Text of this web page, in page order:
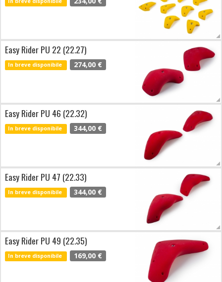
Easy Rider PU 22 (22.27)
In breve disponibile 274,00 €
Easy Rider PU 46 (22.32)
In breve disponibile 344,00 €
Easy Rider PU 47 (22.33)
In breve disponibile 344,00 €
Easy Rider PU 49 (22.35)
In breve disponibile 169,00 €